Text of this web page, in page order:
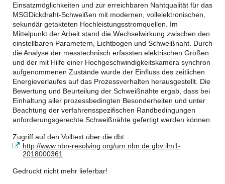
Einsatzmöglichkeiten und zur erreichbaren Nahtqualität für das
MSGDickdraht-Schweißen mit modernen, vollelektronischen,
sekundär getakteten Hochleistungsstromquellen. Im
Mittelpunkt der Arbeit stand die Wechselwirkung zwischen den
einstellbaren Parametern, Lichtbogen und Schweißnaht. Durch
die Analyse der messtechnisch erfassten elektrischen Größen
und der mit Hilfe einer Hochgeschwindigkeitskamera synchron
aufgenommenen Zustände wurde der Einfluss des zeitlichen
Energieverlaufes auf das Prozessverhalten herausgestellt. Die
Bewertung und Beurteilung der Schweißnähte ergab, dass bei
Einhaltung aller prozessbedingten Besonderheiten und unter
Beachtung der verfahrensspezifischen Randbedingungen
anforderungsgerechte Schweißnähte gefertigt werden können.
Zugriff auf den Volltext über die dbt:
http://www.nbn-resolving.org/urn:nbn:de:gbv:ilm1-
2018000361
Gedruckt nicht mehr lieferbar!